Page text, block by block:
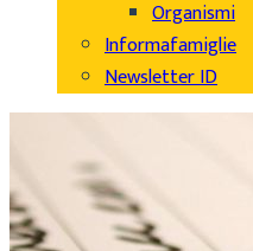
Organismi
Informafamiglie
Newsletter ID